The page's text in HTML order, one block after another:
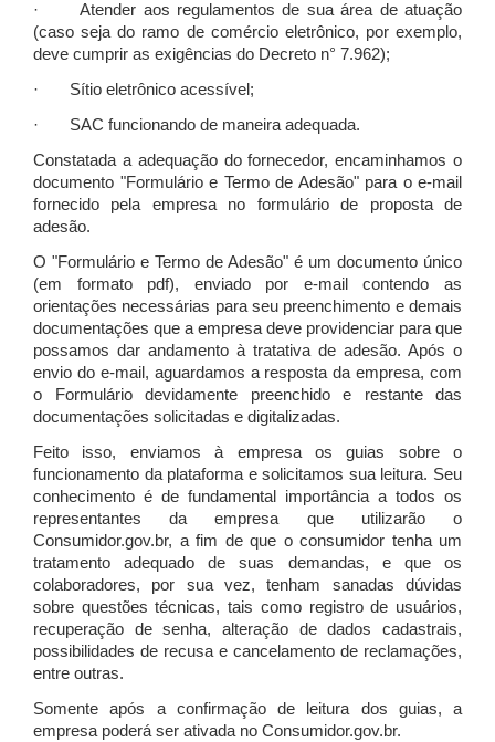
· Atender aos regulamentos de sua área de atuação
(caso seja do ramo de comércio eletrônico, por exemplo,
deve cumprir as exigências do Decreto n° 7.962);
· Sítio eletrônico acessível;
· SAC funcionando de maneira adequada.
Constatada a adequação do fornecedor, encaminhamos o
documento "Formulário e Termo de Adesão" para o e-mail
fornecido pela empresa no formulário de proposta de
adesão.
O "Formulário e Termo de Adesão" é um documento único
(em formato pdf), enviado por e-mail contendo as
orientações necessárias para seu preenchimento e demais
documentações que a empresa deve providenciar para que
possamos dar andamento à tratativa de adesão. Após o
envio do e-mail, aguardamos a resposta da empresa, com
o Formulário devidamente preenchido e restante das
documentações solicitadas e digitalizadas.
Feito isso, enviamos à empresa os guias sobre o
funcionamento da plataforma e solicitamos sua leitura. Seu
conhecimento é de fundamental importância a todos os
representantes da empresa que utilizarão o
Consumidor.gov.br, a fim de que o consumidor tenha um
tratamento adequado de suas demandas, e que os
colaboradores, por sua vez, tenham sanadas dúvidas
sobre questões técnicas, tais como registro de usuários,
recuperação de senha, alteração de dados cadastrais,
possibilidades de recusa e cancelamento de reclamações,
entre outras.
Somente após a confirmação de leitura dos guias, a
empresa poderá ser ativada no Consumidor.gov.br.